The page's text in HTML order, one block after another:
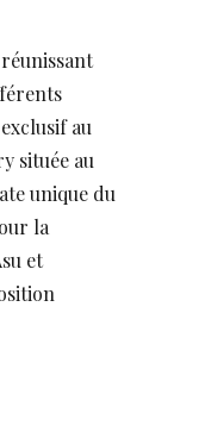
au
située au
unique du
la
et